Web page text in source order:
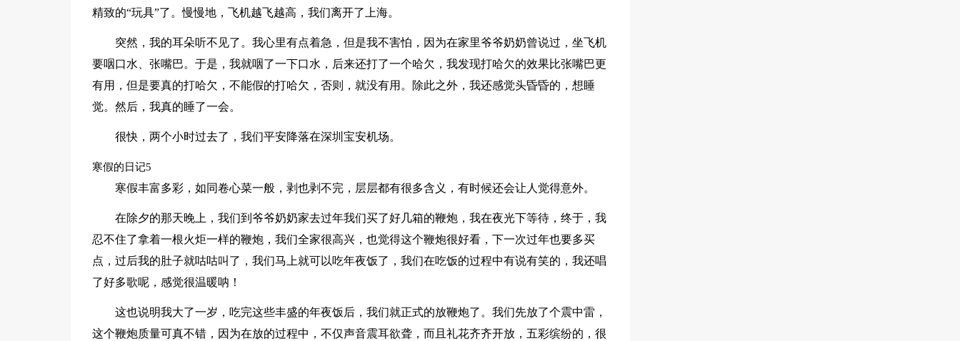
精致的“玩具”了。慢慢地，飞机越飞越高，我们离开了上海。
突然，我的耳朵听不见了。我心里有点着急，但是我不害怕，因为在家里爷爷奶奶曾说过，坐飞机
要咽口水、张嘴巴。于是，我就咽了一下口水，后来还打了一个哈欠，我发现打哈欠的效果比张嘴巴更
有用，但是要真的打哈欠，不能假的打哈欠，否则，就没有用。除此之外，我还感觉头昏昏的，想睡
觉。然后，我真的睡了一会。
很快，两个小时过去了，我们平安降落在深圳宝安机场。
寒假的日记5
寒假丰富多彩，如同卷心菜一般，剥也剥不完，层层都有很多含义，有时候还会让人觉得意外。
在除夕的那天晚上，我们到爷爷奶奶家去过年我们买了好几箱的鞭炮，我在夜光下等待，终于，我
忍不住了拿着一根火炬一样的鞭炮，我们全家很高兴，也觉得这个鞭炮很好看，下一次过年也要多买
点，过后我的肚子就咕咕叫了，我们马上就可以吃年夜饭了，我们在吃饭的过程中有说有笑的，我还唱
了好多歌呢，感觉很温暖呐！
这也说明我大了一岁，吃完这些丰盛的年夜饭后，我们就正式的放鞭炮了。我们先放了个震中雷，
这个鞭炮质量可真不错，因为在放的过程中，不仅声音震耳欲聋，而且礼花齐齐开放，五彩缤纷的，很